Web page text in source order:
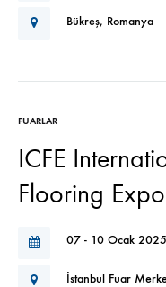
Bükreş, Romanya
FUARLAR
ICFE
Flooring
07 - 10 Ocak 2025
İstanbul Fuar